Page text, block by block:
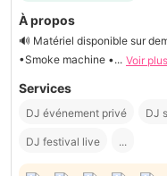
À propos
🔊 Matériel disponible sur
•Smoke machine •... Voir plus
Services
DJ événement privé DJ
DJ festival live ...